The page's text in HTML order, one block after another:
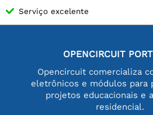
Serviço excelente
OPENCIRCUIT
Opencircuit comercializa
eletrônicos e módulos para
projetos educacionais e
residencial.